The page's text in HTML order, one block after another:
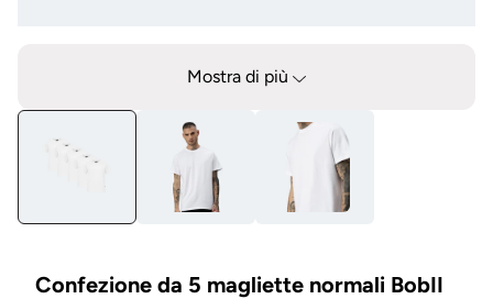
Modal
Mostra di più
Confezione da 5 magliette normali BobII